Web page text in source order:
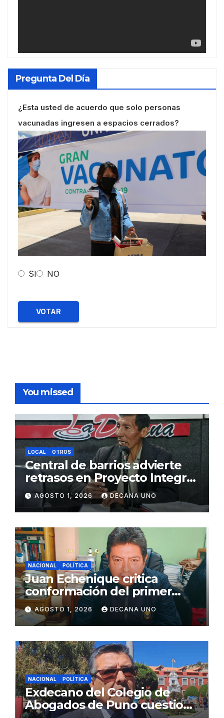
Pregunta Del Día
¿Esta usted de acuerdo que solo personas
vacunadas ingresen a espacios cerrados?
SI NO
VOTAR
You missed
LOCAL OTROS
Central de barrios advierte
retrasos en Proyecto Integral
de Agua y Alcantarillado para
Juliaca
AGOSTO 1, 2026 DECANA UNO
NACIONAL POLÍTICA
Juan Echenique critica
conformación del primer
gabinete ministerial de Keiko
Fujimori
AGOSTO 1, 2026 DECANA UNO
NACIONAL POLÍTICA
Exdecano del Colegio de
Abogados de Puno cuestiona